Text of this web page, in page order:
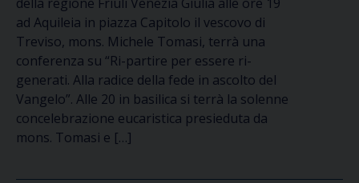
ad Aquileia in piazza Capitolo il vescovo di
Treviso, mons. Michele Tomasi, terrà una
conferenza su “Ri-partire per essere ri-
generati. Alla radice della fede in ascolto del
Vangelo”. Alle 20 in basilica si terrà la solenne
concelebrazione eucaristica presieduta da
mons. Tomasi e […]